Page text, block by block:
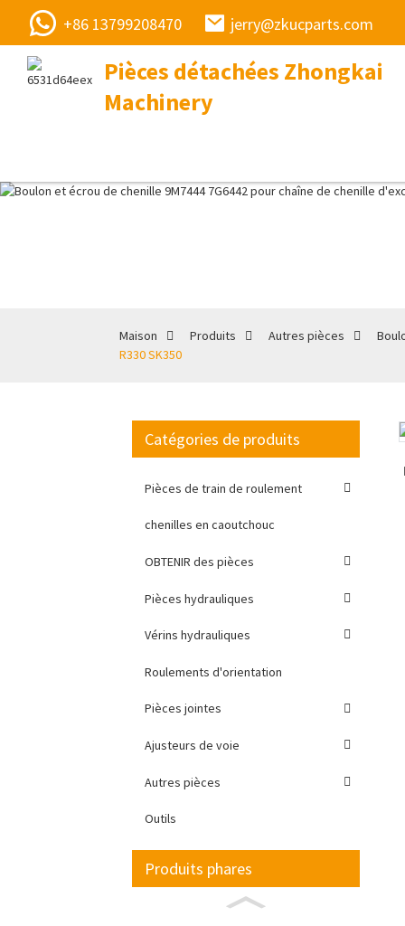
+86 13799208470 jerry@zkucparts.com
Pièces détachées Zhongkai
Machinery
Maison Produits Autres pièces
R330 SK350
Catégories de produits
Pièces de train de roulement
chenilles en caoutchouc
OBTENIR des pièces
Pièces hydrauliques
Vérins hydrauliques
Roulements d'orientation
Pièces jointes
Ajusteurs de voie
Autres pièces
Outils
Produits phares
Loading...
Loading...